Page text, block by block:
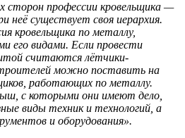
сторон профессии кровельщика —
неё существует своя иерархия.
кровельщика по металлу,
его видами. Если провести
считаются лётчики-
можно поставить на
работающих по металлу.
с которыми они имеют дело,
виды техник и технологий, а
и оборудования».